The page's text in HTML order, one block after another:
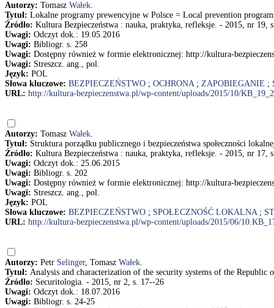
Autorzy: Tomasz Wałek.
Tytuł: Lokalne programy prewencyjne w Polsce = Local prevention
Źródło: Kultura Bezpieczeństwa : nauka, praktyka, refleksje. - 2015, nr 19,
Uwagi: Odczyt dok.: 19.05.2016
Uwagi: Bibliogr. s. 258
Uwagi: Dostępny również w formie elektronicznej: http://kultura-
Uwagi: Streszcz. ang., pol.
Język: POL
Słowa kluczowe: BEZPIECZEŃSTWO ; OCHRONA; ZAPOBIEGANIE ;
URL: http://kultura-bezpieczenstwa.pl/wp-content/uploads/2015/10/
Autorzy: Tomasz Wałek.
Tytuł: Struktura porządku publicznego i bezpieczeństwa społeczności
Źródło: Kultura Bezpieczeństwa : nauka, praktyka, refleksje. - 2015, nr 17,
Uwagi: Odczyt dok.: 25.06.2015
Uwagi: Bibliogr. s. 202
Uwagi: Dostępny również w formie elektronicznej: http://kultura-
Uwagi: Streszcz. ang., pol.
Język: POL
Słowa kluczowe: BEZPIECZEŃSTWO ; SPOŁECZNOŚĆ LOKALNA;
URL: http://kultura-bezpieczenstwa.pl/wp-content/uploads/2015/06/
Autorzy: Petr Selinger, Tomasz Wałek.
Tytuł: Analysis and characterization of the security systems of the Republic
Źródło: Securitologia. - 2015, nr 2, s. 17--26
Uwagi: Odczyt dok.: 18.07.2016
Uwagi: Bibliogr. s. 24-25